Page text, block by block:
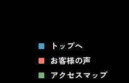
トップへ
お客様の声
アクセスマップ